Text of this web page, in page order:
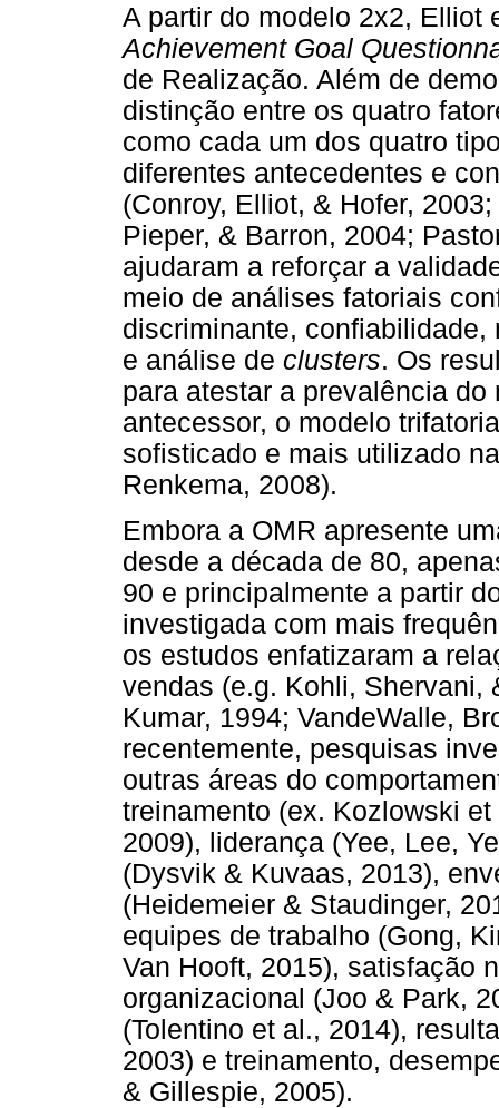
A partir do modelo 2x2, Elliot
Achievement Goal
de Realização. Além de
distinção entre os quatro
como cada um dos quatro
diferentes antecedentes e
(Conroy, Elliot, & Hofer,
Pieper, & Barron, 2004;
ajudaram a reforçar a
meio de análises fatoriais
discriminante,
e análise de clusters. Os
para atestar a prevalência
antecessor, o modelo
sofisticado e mais utilizado
Renkema, 2008).
Embora a OMR apresente
desde a década de 80,
90 e principalmente a partir
investigada com mais
os estudos enfatizaram a
vendas (e.g. Kohli, Shervani,
Kumar, 1994; VandeWalle,
recentemente, pesquisas
outras áreas do
treinamento (ex. Kozlowski
2009), liderança (Yee, Lee,
(Dysvik & Kuvaas, 2013),
(Heidemeier & Staudinger,
equipes de trabalho (Gong,
Van Hooft, 2015), satisfação
organizacional (Joo & Park,
(Tolentino et al., 2014),
2003) e treinamento,
& Gillespie, 2005).